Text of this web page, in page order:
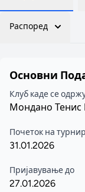
Распоред
Основни
Клуб каде се
Мондано Тенис
Почеток на
31.01.2026
Пријавување до
27.01.2026